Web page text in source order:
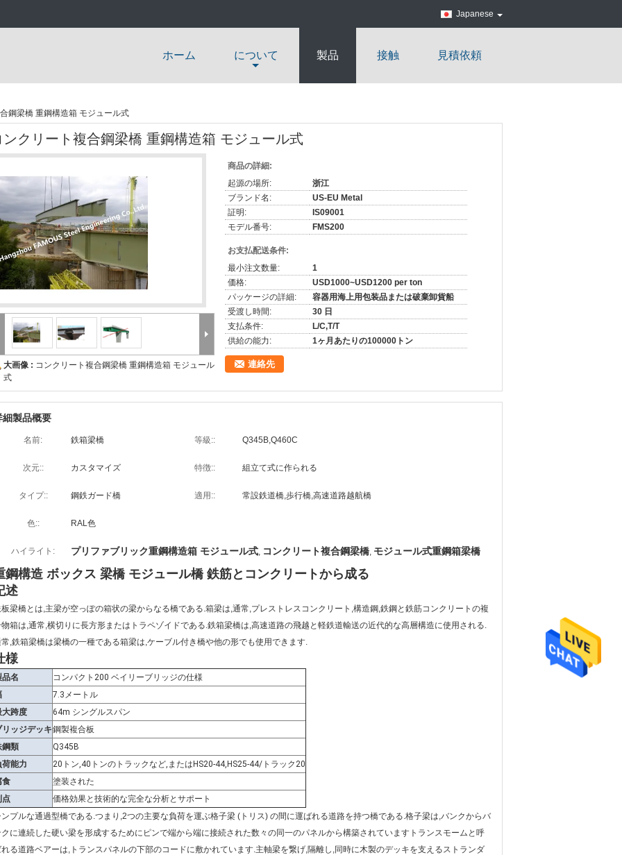
Japanese
ホーム について 製品 接触 見積依頼
鋼梁橋 重鋼構造箱 モジュール式
ンクリート複合鋼梁橋 重鋼構造箱 モジュール式
大画像 : コンクリート複合鋼梁橋 重鋼構造箱 モジュール
式
商品の詳細:
起源の場所:
浙江
ブランド名:
US-EU Metal
証明:
IS09001
モデル番号:
FMS200
お支払配送条件:
最小注文数量:
1
価格:
USD1000~USD1200 per ton
パッケージの詳細:
容器用海上用包装品または破棄卸貨船
受渡し時間:
30 日
支払条件:
L/C,T/T
供給の能力:
1ヶ月あたりの100000トン
連絡先
細製品概要
名前: 鉄箱梁橋 等級:: Q345B,Q460C
次元:: カスタマイズ 特徴:: 組立て式に作られる
タイプ:: 鋼鉄ガード橋 適用:: 常設鉄道橋,歩行橋,高速道路越航橋
色:: RAL色
ハイライト: プリファブリック重鋼構造箱 モジュール式, コンクリート複合鋼梁橋, モジュール式重鋼箱梁橋
鋼構造 ボックス 梁橋 モジュール橋 鉄筋とコンクリートから成る
述
梁橋とは,主梁が空っぽの箱状の梁からなる橋である.箱梁は,通常,プレストレスコンクリート,構造鋼,鉄鋼と鉄筋コンクリートの複
箱は,通常,横切りに長方形またはトラペゾイドである.鉄箱梁橋は,高速道路の飛越と軽鉄道輸送の近代的な高層構造に使用される.
,鉄箱梁橋は梁橋の一種である箱梁は,ケーブル付き橋や他の形でも使用できます.
様
品名
コンパクト200 ベイリーブリッジの仕様
7.3メートル
大跨度
64m シングルスパン
リッジデッキ鋼製複合板
鋼類
Q345B
荷能力
20トン,40トンのトラックなど,またはHS20-44,HS25-44/トラック20
食
塗装された
点
価格効果と技術的な完全な分析とサポート
プルな通過型橋である.つまり,2つの主要な負荷を運ぶ格子梁 (トリス) の間に運ばれる道路を持つ橋である.格子梁は,バンクからバ
に連続した硬い梁を形成するためにピンで端から端に接続された数々の同一のパネルから構築されていますトランスモームと呼
る道路ベアーは,トランスパネルの下部のコードに敷かれています.主軸梁を繋げ,隔離し,同時に木製のデッキを支えるストランダ